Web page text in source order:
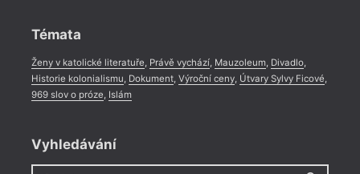
Témata
Ženy v katolické literatuře, Právě vychází, Mauzoleum, Divadlo,
Historie kolonialismu, Dokument, Výroční ceny, Útvary Sylvy Ficové,
969 slov o próze, Islám
Vyhledávání